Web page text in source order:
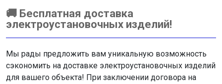
🚚 Бесплатная доставка
электроустановочных изделий!
Мы рады предложить вам уникальную возможность
сэкономить на доставке электроустановочных изделий
для вашего объекта! При заключении договора на